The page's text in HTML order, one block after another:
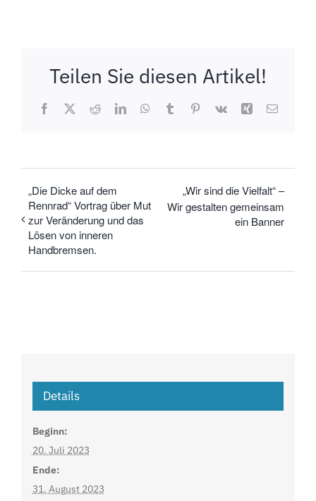
Teilen Sie diesen Artikel!
Facebook
X RedditLinkedInWhatsApp
TumblrPinterest
Vk Xing E-
„Die Dicke auf dem
Rennrad“ Vortrag über Mut
zur Veränderung und das
Lösen von inneren
Handbremsen.
„Wir sind die Vielfalt“ –
Wir gestalten gemeinsam
ein Banner
Details
Beginn:
20. Juli 2023
Ende:
31. August 2023